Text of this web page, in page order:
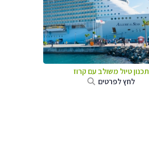
תכנון טיול משולב עם קרוז
לחץ לפרטים